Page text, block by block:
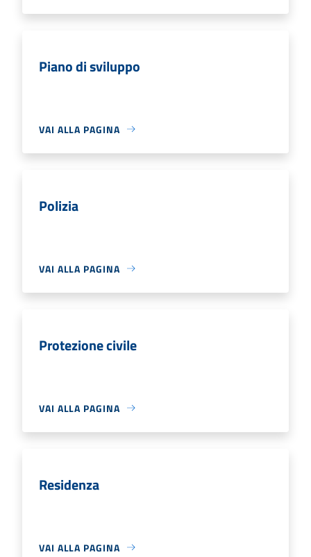
Piano di sviluppo
VAI ALLA PAGINA
Polizia
VAI ALLA PAGINA
Protezione civile
VAI ALLA PAGINA
Residenza
VAI ALLA PAGINA